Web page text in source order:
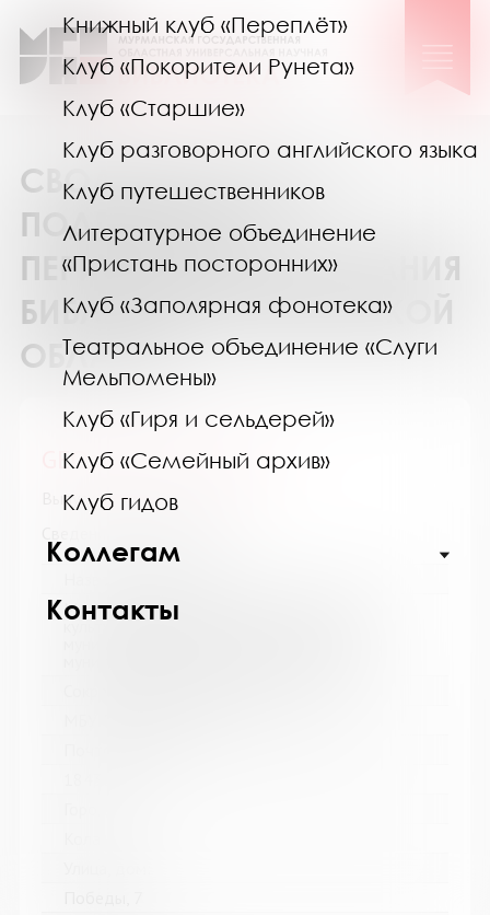
Книжный клуб «Переплёт»
Клуб «Покорители Рунета»
Клуб «Старшие»
Клуб разговорного английского языка
Клуб путешественников
Литературное объединение
«Пристань посторонних»
Клуб «Заполярная фонотека»
Театральное объединение «Слуги
Мельпомены»
Клуб «Гиря и сельдерей»
Клуб «Семейный архив»
Клуб гидов
Коллегам
Контакты
СВОДНЫЙ КАТАЛОГ
ПОДПИСКИ НА
ПЕРИОДИЧЕСКИЕ ИЗДАНИЯ
БИБЛИОТЕК МУРМАНСКОЙ
ОБЛАСТИ
GEOленок / ГЕОленок
Выпуск №3 от 2016 года
Муниципальное бюджетное учреждение
культуры "Кольская детская библиотека"